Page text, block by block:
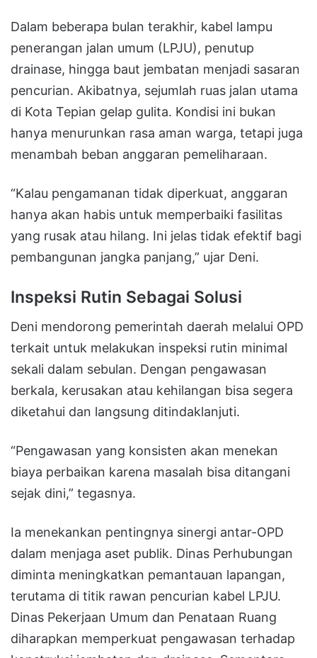
Dalam beberapa bulan terakhir, kabel lampu
penerangan jalan umum (LPJU), penutup
drainase, hingga baut jembatan menjadi sasaran
pencurian. Akibatnya, sejumlah ruas jalan utama
di Kota Tepian gelap gulita. Kondisi ini bukan
hanya menurunkan rasa aman warga, tetapi juga
menambah beban anggaran pemeliharaan.
“Kalau pengamanan tidak diperkuat, anggaran
hanya akan habis untuk memperbaiki fasilitas
yang rusak atau hilang. Ini jelas tidak efektif bagi
pembangunan jangka panjang,” ujar Deni.
Inspeksi Rutin Sebagai Solusi
Deni mendorong pemerintah daerah melalui OPD
terkait untuk melakukan inspeksi rutin minimal
sekali dalam sebulan. Dengan pengawasan
berkala, kerusakan atau kehilangan bisa segera
diketahui dan langsung ditindaklanjuti.
“Pengawasan yang konsisten akan menekan
biaya perbaikan karena masalah bisa ditangani
sejak dini,” tegasnya.
Ia menekankan pentingnya sinergi antar-OPD
dalam menjaga aset publik. Dinas Perhubungan
diminta meningkatkan pemantauan lapangan,
terutama di titik rawan pencurian kabel LPJU.
Dinas Pekerjaan Umum dan Penataan Ruang
diharapkan memperkuat pengawasan terhadap